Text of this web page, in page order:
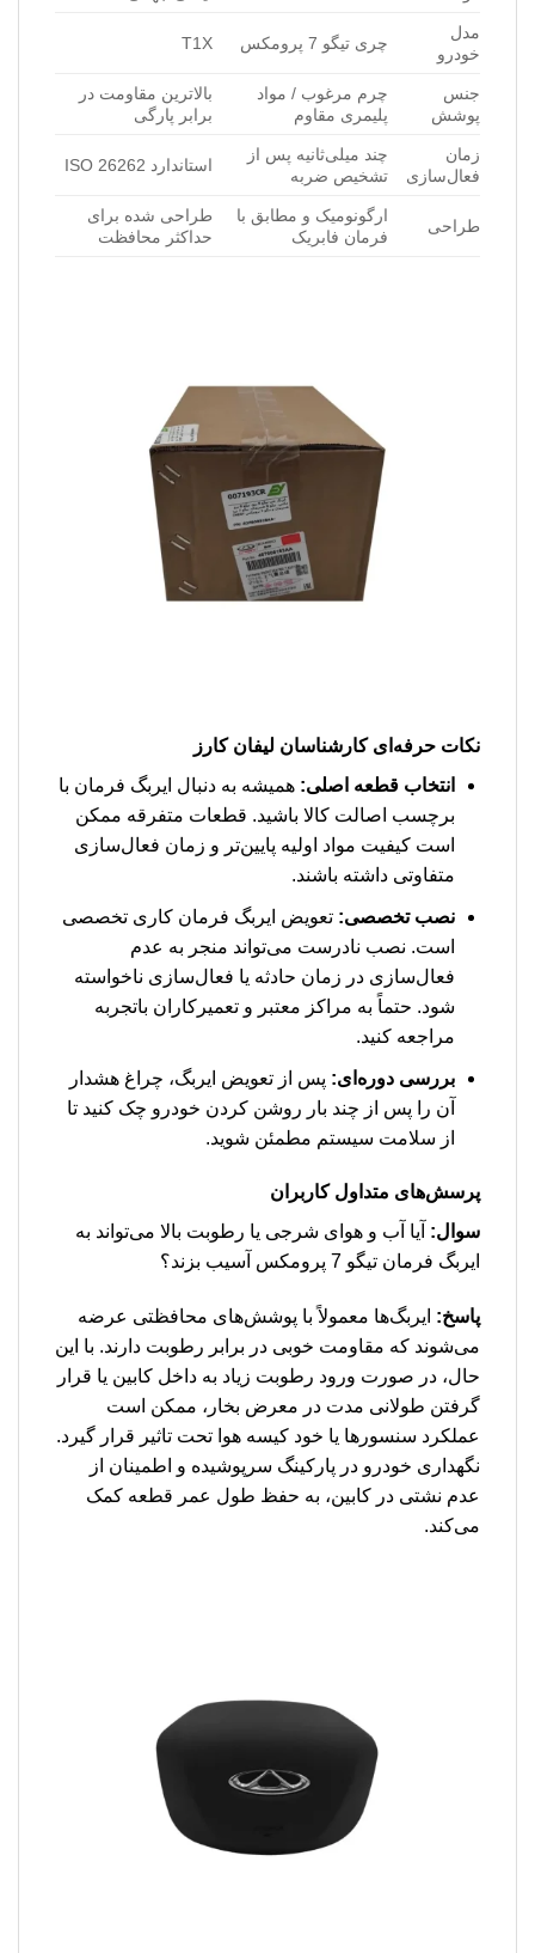
مدل
خودرو
چری تیگو 7 پرومکس T1X
جنس
پوشش
چرم مرغوب / مواد
پلیمری مقاوم
بالاترین مقاومت در
برابر پارگی
زمان
فعال‌سازی
چند میلی‌ثانیه پس از
تشخیص ضربه
استاندارد ISO 26262
طراحی
ارگونومیک و مطابق با
فرمان فابریک
طراحی شده برای
حداکثر محافظت
نکات حرفه‌ای کارشناسان لیفان کارز
انتخاب قطعه اصلی: همیشه به دنبال ایربگ فرمان با
برچسب اصالت کالا باشید. قطعات متفرقه ممکن
است کیفیت مواد اولیه پایین‌تر و زمان فعال‌سازی
متفاوتی داشته باشند.
نصب تخصصی: تعویض ایربگ فرمان کاری تخصصی
است. نصب نادرست می‌تواند منجر به عدم
فعال‌سازی در زمان حادثه یا فعال‌سازی ناخواسته
شود. حتماً به مراکز معتبر و تعمیرکاران باتجربه
مراجعه کنید.
بررسی دوره‌ای: پس از تعویض ایربگ، چراغ هشدار
آن را پس از چند بار روشن کردن خودرو چک کنید تا
از سلامت سیستم مطمئن شوید.
پرسش‌های متداول کاربران
سوال: آیا آب و هوای شرجی یا رطوبت بالا می‌تواند به
ایربگ فرمان تیگو 7 پرومکس آسیب بزند؟
پاسخ: ایربگ‌ها معمولاً با پوشش‌های محافظتی عرضه
می‌شوند که مقاومت خوبی در برابر رطوبت دارند. با این
حال، در صورت ورود رطوبت زیاد به داخل کابین یا قرار
گرفتن طولانی مدت در معرض بخار، ممکن است
عملکرد سنسورها یا خود کیسه هوا تحت تاثیر قرار گیرد.
نگهداری خودرو در پارکینگ سرپوشیده و اطمینان از
عدم نشتی در کابین، به حفظ طول عمر قطعه کمک
می‌کند.